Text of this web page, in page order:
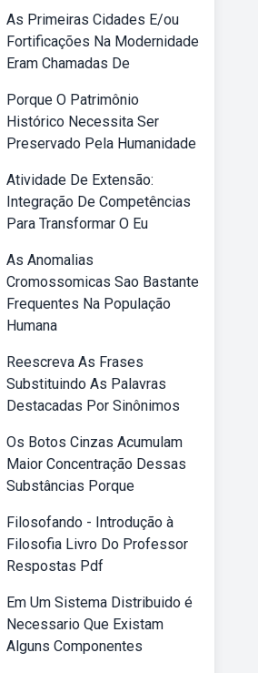
As Primeiras Cidades E/ou
Fortificações Na Modernidade
Eram Chamadas De
Porque O Patrimônio
Histórico Necessita Ser
Preservado Pela Humanidade
Atividade De Extensão:
Integração De Competências
Para Transformar O Eu
As Anomalias
Cromossomicas Sao Bastante
Frequentes Na População
Humana
Reescreva As Frases
Substituindo As Palavras
Destacadas Por Sinônimos
Os Botos Cinzas Acumulam
Maior Concentração Dessas
Substâncias Porque
Filosofando - Introdução à
Filosofia Livro Do Professor
Respostas Pdf
Em Um Sistema Distribuido é
Necessario Que Existam
Alguns Componentes